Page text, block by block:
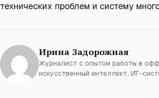
технических проблем и систему
Ирина Задорожная
Журналист с опытом работы в
искусственный интеллект, ИТ-